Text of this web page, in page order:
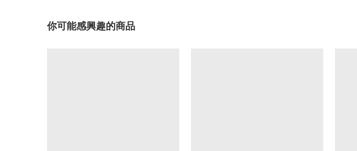
你可能感興趣的商品